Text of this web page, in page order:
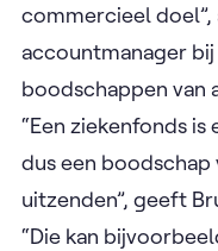
commercieel doel”,
accountmanager
boodschappen van
“Een ziekenfonds
dus een
uitzenden”, geeft
“Die kan